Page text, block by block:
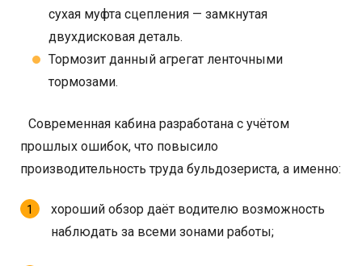
сухая муфта сцепления — замкнутая
двухдисковая деталь.
Тормозит данный агрегат ленточными
тормозами.
Современная кабина разработана с учётом
прошлых ошибок, что повысило
производительность труда бульдозериста, а именно:
хороший обзор даёт водителю возможность
наблюдать за всеми зонами работы;